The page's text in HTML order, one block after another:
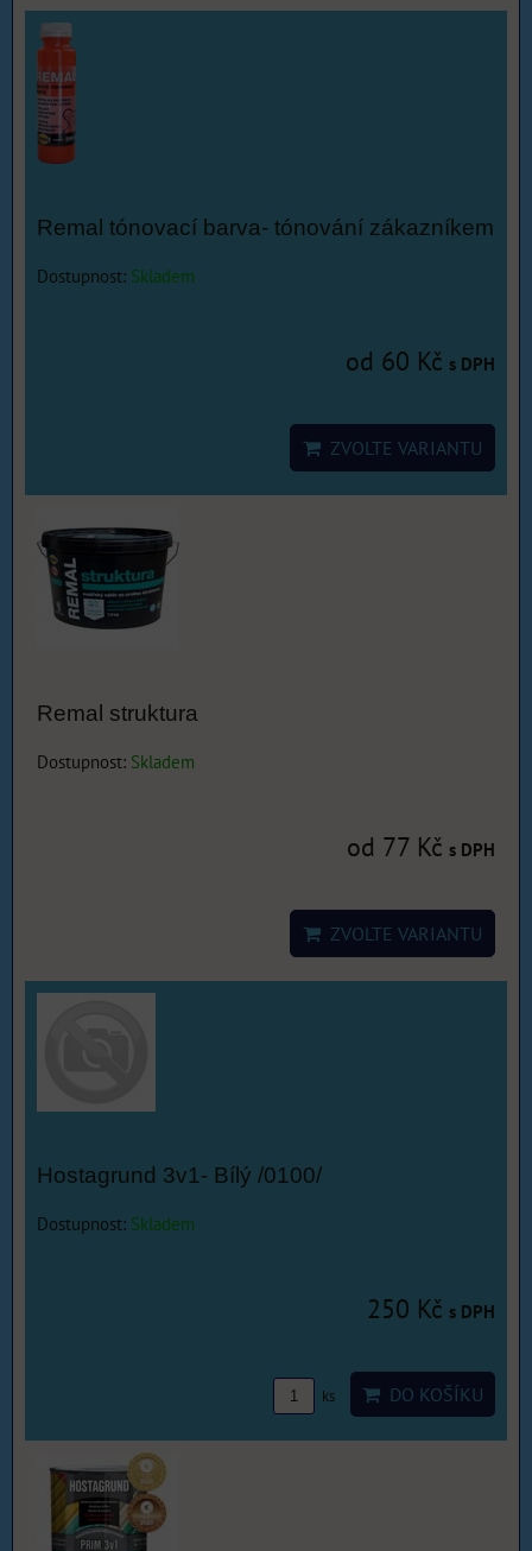
Remal tónovací barva- tónování zákazníkem
Dostupnost: Skladem
od 60 Kč s DPH
ZVOLTE VARIANTU
Remal struktura
Dostupnost: Skladem
od 77 Kč s DPH
ZVOLTE VARIANTU
Hostagrund 3v1- Bílý /0100/
Dostupnost: Skladem
250 Kč s DPH
ks DO KOŠÍKU